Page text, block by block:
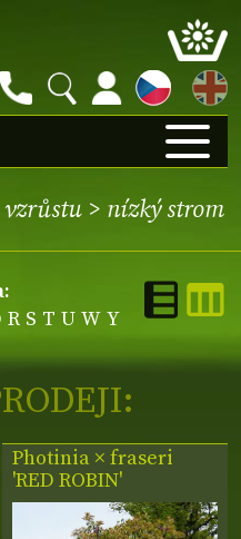
EN
vzrůstu > nízký strom
R S T U W Y
Photinia × fraseri
'RED ROBIN'